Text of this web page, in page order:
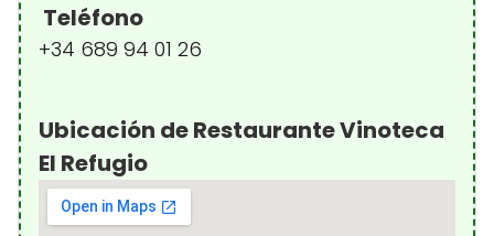
Teléfono
+34 689 94 01 26
Ubicación de Restaurante Vinoteca
El Refugio